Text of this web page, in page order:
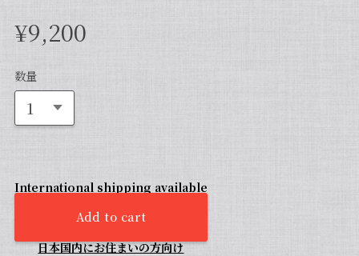
¥9,200
数量
International shipping available
Add to cart
日本国内にお住まいの方向け